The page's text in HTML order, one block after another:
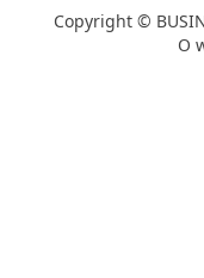
Copyright ©